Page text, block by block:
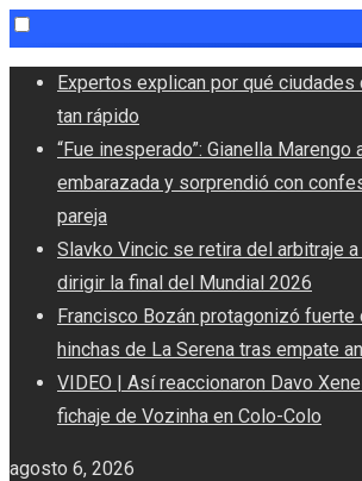
Skip
content
Expertos explican por qué ciudades
tan rápido
“Fue inesperado”: Gianella Marengo
embarazada y sorprendió con
pareja
Slavko Vincic se retira del arbitraje a
dirigir la final del Mundial 2026
Francisco Bozán protagonizó
hinchas de La Serena tras empate
VIDEO | Así reaccionaron Davo
fichaje de Vozinha en Colo-Colo
agosto 6, 2026